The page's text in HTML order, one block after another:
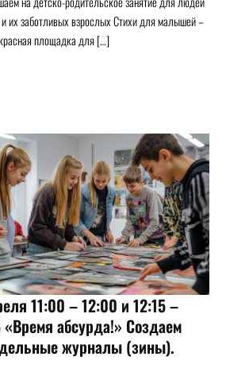
их заботливых взрослых Стихи для малышей –
площадка для […]
11:00 – 12:00 и 12:15 –
«Время абсурда!» Создаем
журналы (зины).